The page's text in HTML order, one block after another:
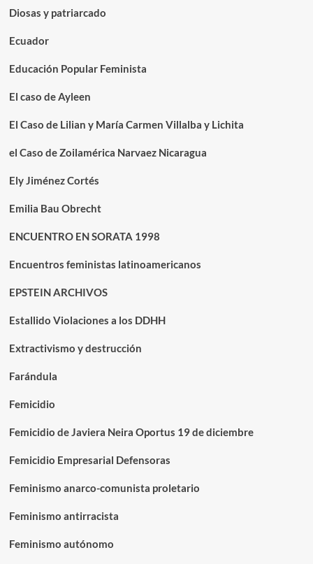
Diosas y patriarcado
Ecuador
Educación Popular Feminista
El caso de Ayleen
El Caso de Lilian y María Carmen Villalba y Lichita
el Caso de Zoilamérica Narvaez Nicaragua
Ely Jiménez Cortés
Emilia Bau Obrecht
ENCUENTRO EN SORATA 1998
Encuentros feministas latinoamericanos
EPSTEIN ARCHIVOS
Estallido Violaciones a los DDHH
Extractivismo y destrucción
Farándula
Femicidio
Femicidio de Javiera Neira Oportus 19 de diciembre
Femicidio Empresarial Defensoras
Feminismo anarco-comunista proletario
Feminismo antirracista
Feminismo autónomo